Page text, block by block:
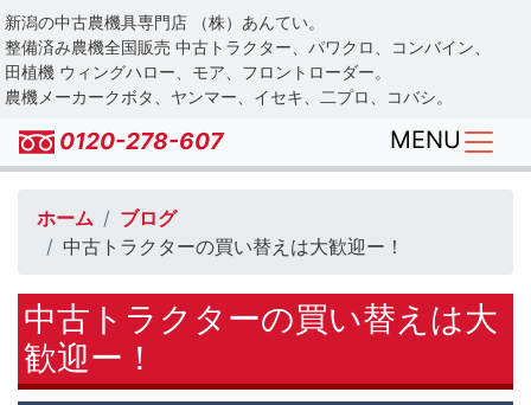
Skip
to
main
content
新潟の中古農機具専門店 （株）あんてい。
整備済み農機全国販売 中古トラクター、パワクロ、コンバイン、
田植機 ウィングハロー、モア、フロントローダー。
農機メーカークボタ、ヤンマー、イセキ、二プロ、コバシ。
0120-278-607 MENU
ホーム
ブログ
中古トラクターの買い替えは大歓迎ー！
中古トラクターの買い替えは大
歓迎ー！